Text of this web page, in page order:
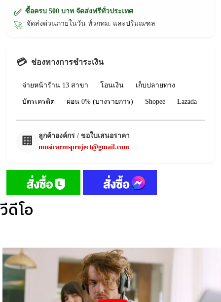
✅ ซื้อครบ 500 บาท จัดส่งฟรีทั่วประเทศ
🚀 จัดส่งด่วนภายในวัน ทั่วกทม. และปริมณฑล
💳 ช่องทางการชำระเงิน
จ่ายหน้าร้าน 13 สาขา โอนเงิน เก็บปลายทาง
บัตรเครดิต ผ่อน 0% (บางรายการ) Shopee Lazada
🏢
ลูกค้าองค์กร / ขอใบเสนอราคา
musicarmsproject@gmail.com
วีดีโอ